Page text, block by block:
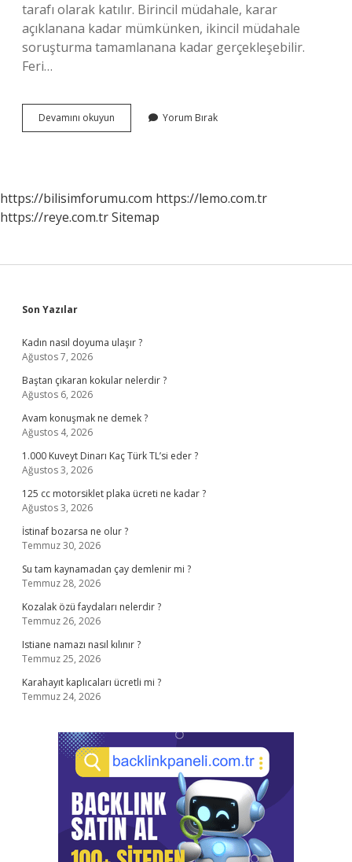
tarafı olarak katılır. Birincil müdahale, karar
açıklanana kadar mümkünken, ikincil müdahale
soruşturma tamamlanana kadar gerçekleşebilir.
Feri…
Devamını okuyun
Davaya
Yorum Bırak
https://bilisimforumu.com https://lemo.com.tr
https://reye.com.trSitemap
Sidebar
Son Yazılar
Kadın nasıl doyuma ulaşır ?
Ağustos 7, 2026
Baştan çıkaran kokular nelerdir ?
Ağustos 6, 2026
Avam konuşmak ne demek ?
Ağustos 4, 2026
1.000 Kuveyt Dinarı Kaç Türk TL’si eder ?
Ağustos 3, 2026
125 cc motorsiklet plaka ücreti ne kadar ?
Ağustos 3, 2026
İstinaf bozarsa ne olur ?
Temmuz 30, 2026
Su tam kaynamadan çay demlenir mi ?
Temmuz 28, 2026
Kozalak özü faydaları nelerdir ?
Temmuz 26, 2026
Istiane namazı nasıl kılınır ?
Temmuz 25, 2026
Karahayıt kaplıcaları ücretli mi ?
Temmuz 24, 2026